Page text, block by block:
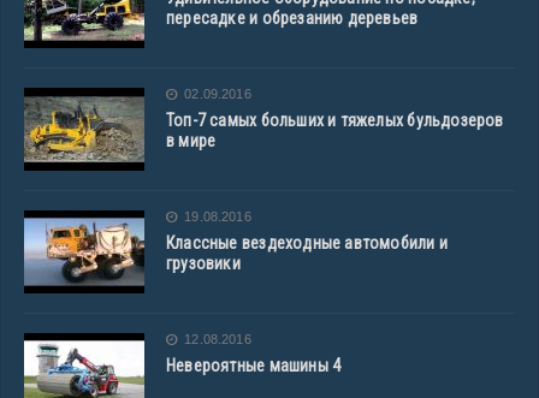
пересадке и обрезанию деревьев
02.09.2016
Топ-7 самых больших и тяжелых бульдозеров
в мире
19.08.2016
Классные вездеходные автомобили и
грузовики
12.08.2016
Невероятные машины 4